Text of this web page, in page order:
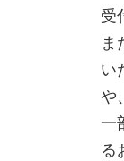
受
ま
い
や
一
る